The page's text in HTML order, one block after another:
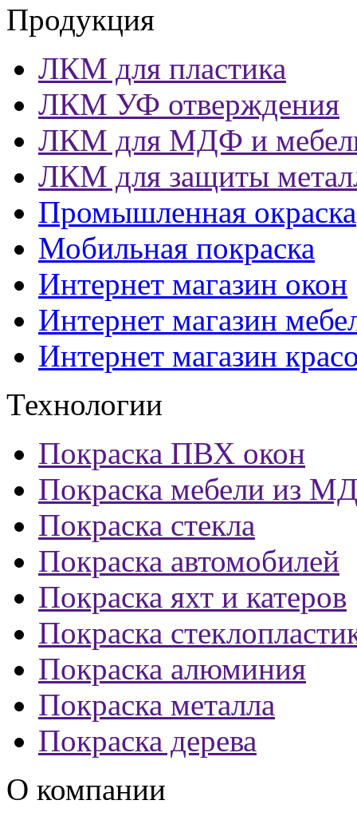
Продукция
ЛКМ для пластика
ЛКМ УФ отверждения
ЛКМ для МДФ и
ЛКМ для защиты
Промышленная окраска
Мобильная покраска
Интернет магазин окон
Интернет магазин
Интернет магазин
Технологии
Покраска ПВХ окон
Покраска мебели из
Покраска стекла
Покраска автомобилей
Покраска яхт и катеров
Покраска
Покраска алюминия
Покраска металла
Покраска дерева
О компании